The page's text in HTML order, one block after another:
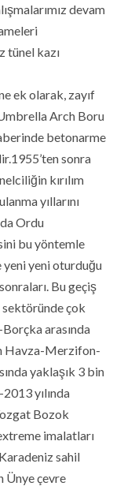
devam
tünel kazı
ek olarak, zayıf
Arch Boru
betonarme
sonra
kırılım
yıllarını
Ordu
bu yöntemle
yeni oturduğu
Bu geçiş
çok
arasında
Havza-Merzifon-
yaklaşık 3 bin
yılında
Bozok
imalatları
sahil
Ünye çevre